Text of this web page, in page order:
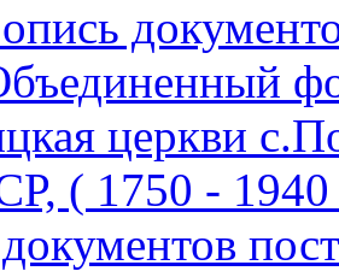
церкви
( 1750 - 1940